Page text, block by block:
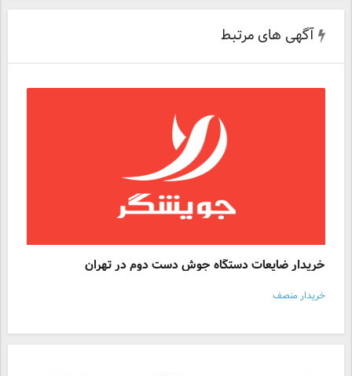
آگهی های مرتبط
خریدار ضایعات دستگاه جوش دست دوم در تهران
خریدار منصف